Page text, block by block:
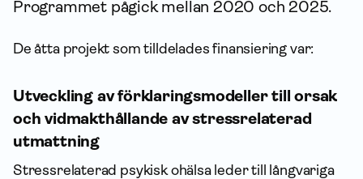
Programmet pågick mellan 2020 och 2025.
De åtta projekt som tilldelades finansiering var:
Utveckling av förklaringsmodeller till orsak
och vidmakthållande av stressrelaterad
utmattning
Stressrelaterad psykisk ohälsa leder till långvariga